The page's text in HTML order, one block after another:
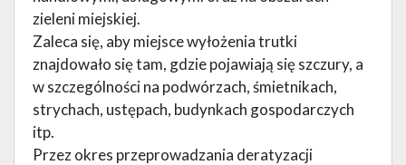
zieleni miejskiej.
Zaleca się, aby miejsce wyłożenia trutki
znajdowało się tam, gdzie pojawiają się szczury, a
w szczególności na podwórzach, śmietnikach,
strychach, ustępach, budynkach gospodarczych
itp.
Przez okres przeprowadzania deratyzacji